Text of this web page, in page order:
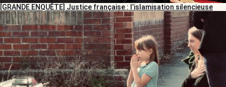
[GRANDE ENQUÊTE] Justice française : l’islamisation silencieuse